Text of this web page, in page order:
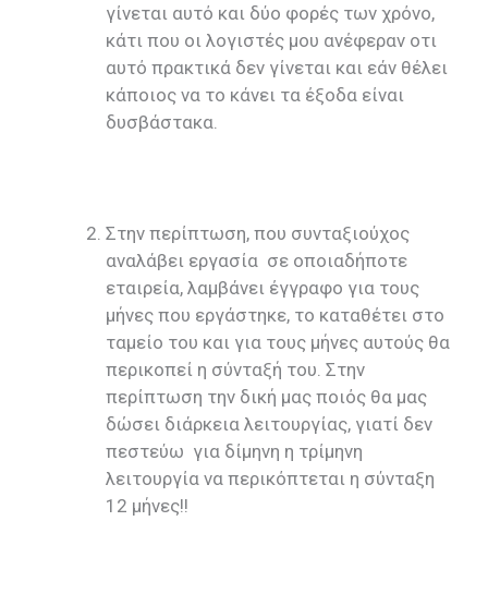
γίνεται αυτό και δύο φορές των χρόνο,
κάτι που οι λογιστές μου ανέφεραν οτι
αυτό πρακτικά δεν γίνεται και εάν θέλει
κάποιος να το κάνει τα έξοδα είναι
δυσβάστακα.
Στην περίπτωση, που συνταξιούχος
αναλάβει εργασία σε οποιαδήποτε
εταιρεία, λαμβάνει έγγραφο για τους
μήνες που εργάστηκε, το καταθέτει στο
ταμείο του και για τους μήνες αυτούς θα
περικοπεί η σύνταξή του. Στην
περίπτωση την δική μας ποιός θα μας
δώσει διάρκεια λειτουργίας, γιατί δεν
πεστεύω για δίμηνη η τρίμηνη
λειτουργία να περικόπτεται η σύνταξη
12 μήνες!!